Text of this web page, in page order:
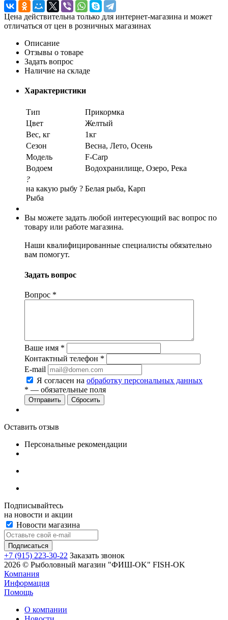
Цена действительна только для интернет-магазина и может
отличаться от цен в розничных магазинах
Описание
Отзывы о товаре
Задать вопрос
Наличие на складе
Характеристики
Тип
Прикормка
Цвет
Желтый
Вес, кг
1кг
Сезон
Весна, Лето, Осень
Модель
F-Carp
Водоем
Водохранилище, Озеро, Река
?
на какую рыбу ?
Рыба
Белая рыба, Карп
Вы можете задать любой интересующий вас вопрос по
товару или работе магазина.
Наши квалифицированные специалисты обязательно
вам помогут.
Задать вопрос
Вопрос *
Ваше имя *
Контактный телефон *
E-mail
Я согласен на обработку персональных данных
* — обязательные поля
Сбросить
Оставить отзыв
Персональные рекомендации
Подписывайтесь
на новости и акции
Новости магазина
+7 (915) 223-30-22 Заказать звонок
2026 © Рыболовный магазин "ФИШ-OK" FISH-OK
Компания
Информация
Помощь
О компании